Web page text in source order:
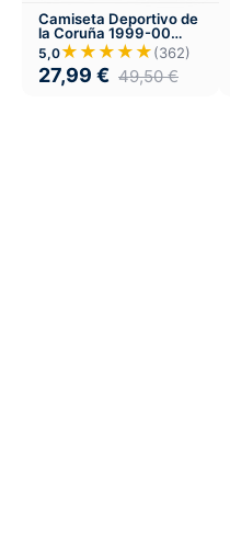
Camiseta Deportivo de
la Coruña 1999-00
visitante
5,0★★★★★(362)
27,99 € 49,50€